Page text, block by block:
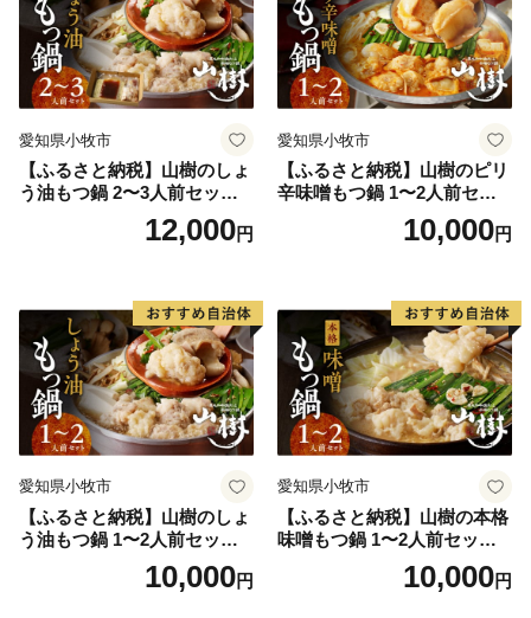
愛知県小牧市
【ふるさと納税】山樹のしょ
う油もつ鍋 2〜3人前セット
山樹 国産 牛もつ ホルモン モ
ツ オンライン飲み会 ホーム
間
12,000円
愛知県小牧市
【ふるさと納税】山樹のピリ
辛味噌もつ鍋 1〜2人前セッ
ト 山樹 国産 牛もつ ホルモン
モツ オンライン飲み会 ホー
時間
10,000円
愛知県小牧市
【ふるさと納税】山樹のしょ
う油もつ鍋 1〜2人前セット
山樹 国産 牛もつ ホルモン モ
ツ オンライン飲み会 ホーム
10,000円
愛知県小牧市
【ふるさと納税】山樹の本格
味噌もつ鍋 1〜2人前セット
山樹 国産 牛もつ ホルモン モ
ツ オンライン飲み会 ホーム
10,000円